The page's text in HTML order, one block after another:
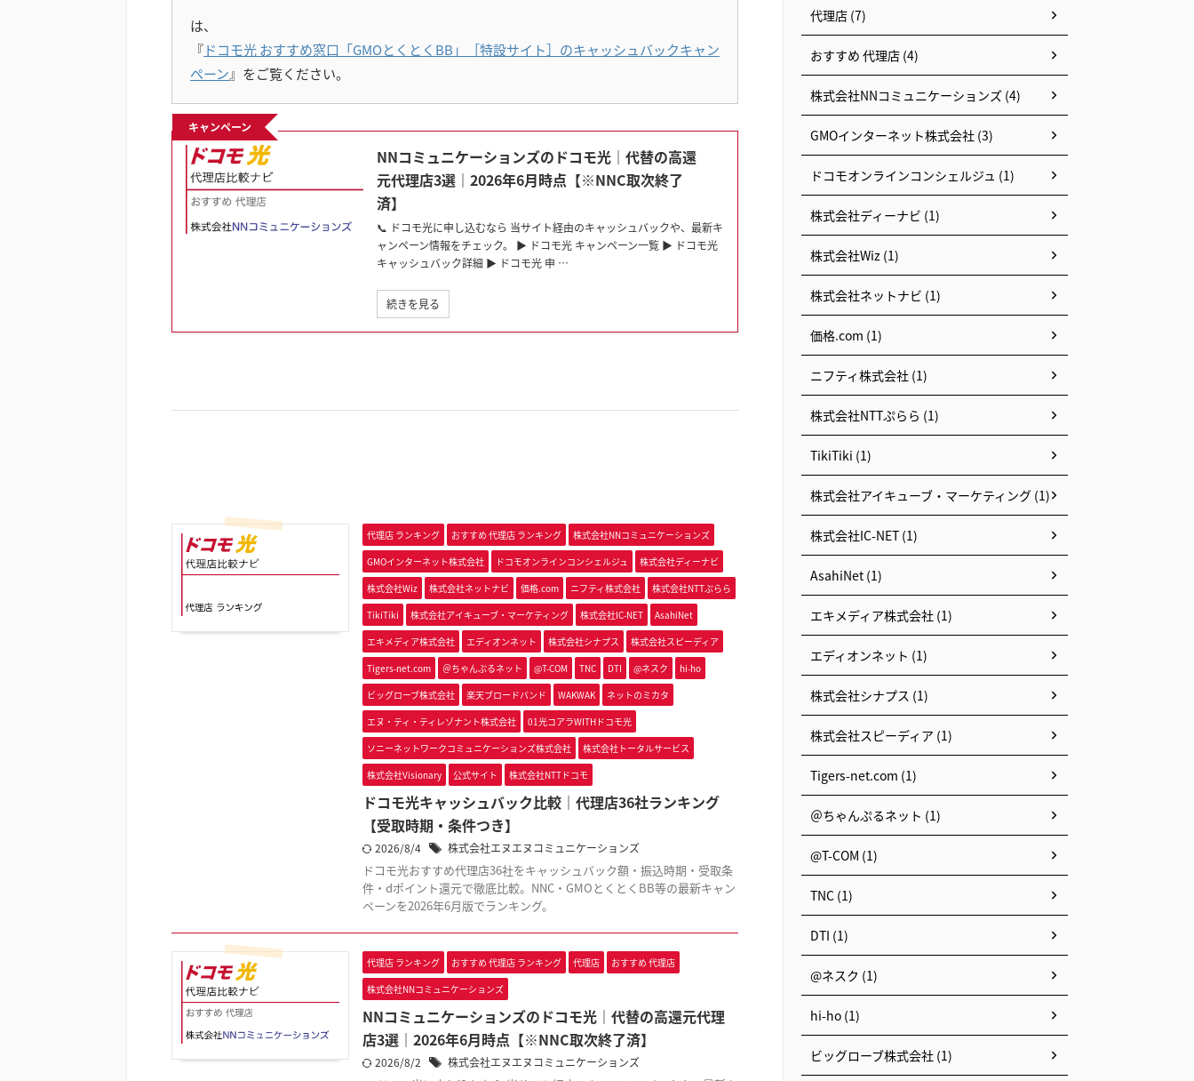
は、
『ドコモ光 おすすめ窓口「GMOとくとくBB」［特設サイト］のキャッシュバックキャン
ペーン』をご覧ください。
キャンペーン
NNコミュニケーションズのドコモ光｜代替の高還
元代理店3選｜2026年6月時点【※NNC取次終了
済】
📞 ドコモ光に申し込むなら 当サイト経由のキャッシュバックや、最新キ
ャンペーン情報をチェック。 ▶ ドコモ光 キャンペーン一覧 ▶ ドコモ光
キャッシュバック詳細 ▶ ドコモ光 申 …
続きを見る
代理店 ランキング おすすめ 代理店 ランキング
株式会社NNコミュニケーションズ
GMOインターネット株式会社
ドコモオンラインコンシェルジュ
株式会社ディーナビ
株式会社Wiz
株式会社ネットナビ 価格.com ニフティ株式会社
株式会社NTTぷらら
TikiTiki
株式会社アイキューブ・マーケティング 株式会社IC-NET
AsahiNet
エキメディア株式会社
エディオンネット 株式会社シナプス
株式会社スピーディア
Tigers-net.com
＠ちゃんぷるネット @T-COM TNC DTI @ネスク
hi-ho
ビッグローブ株式会社
楽天ブロードバンド WAKWAK
ネットのミカタ
エヌ・ティ・ティレゾナント株式会社
01光コアラWITHドコモ光
ソニーネットワークコミュニケーションズ株式会社
株式会社トータルサービス
株式会社Visionary
公式サイト 株式会社NTTドコモ
ドコモ光キャッシュバック比較｜代理店36社ランキング
【受取時期・条件つき】
2026/8/4 株式会社エヌエヌコミュニケーションズ
ドコモ光おすすめ代理店36社をキャッシュバック額・振込時期・受取条
件・dポイント還元で徹底比較。NNC・GMOとくとくBB等の最新キャン
ペーンを2026年6月版でランキング。
代理店 ランキング おすすめ 代理店 ランキング 代理店
おすすめ 代理店
株式会社NNコミュニケーションズ
NNコミュニケーションズのドコモ光｜代替の高還元代理
店3選｜2026年6月時点【※NNC取次終了済】
2026/8/2 株式会社エヌエヌコミュニケーションズ
代理店 (7)
おすすめ 代理店 (4)
株式会社NNコミュニケーションズ (4)
GMOインターネット株式会社 (3)
ドコモオンラインコンシェルジュ (1)
株式会社ディーナビ (1)
株式会社Wiz (1)
株式会社ネットナビ (1)
価格.com (1)
ニフティ株式会社 (1)
株式会社NTTぷらら (1)
TikiTiki (1)
株式会社アイキューブ・マーケティング (1)
株式会社IC-NET (1)
AsahiNet (1)
エキメディア株式会社 (1)
エディオンネット (1)
株式会社シナプス (1)
株式会社スピーディア (1)
Tigers-net.com (1)
＠ちゃんぷるネット (1)
@T-COM (1)
TNC (1)
DTI (1)
@ネスク (1)
hi-ho (1)
ビッグローブ株式会社 (1)